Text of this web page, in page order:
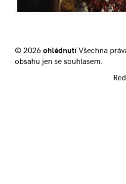
© 2026ohlédnutíVšechna
obsahu jen se souhlasem.